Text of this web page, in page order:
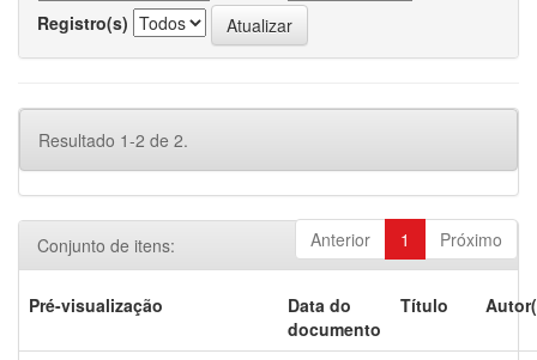
Registro(s)
Resultado 1-2 de 2.
Anterior 1 Próximo
Conjunto de itens:
Pré-visualização
Data do
documento
Título